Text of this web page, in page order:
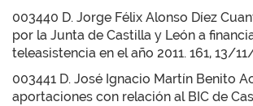
003440 D. Jorge Félix Alonso Díez
por la Junta de Castilla y León a
teleasistencia en el año 2011. 161, 13/
003441 D. José Ignacio Martín Benito
aportaciones con relación al BIC de